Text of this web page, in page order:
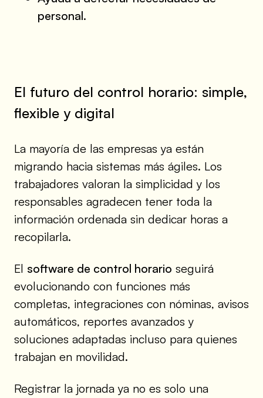
personal.
El futuro del control horario: simple,
flexible y digital
La mayoría de las empresas ya están
migrando hacia sistemas más ágiles. Los
trabajadores valoran la simplicidad y los
responsables agradecen tener toda la
información ordenada sin dedicar horas a
recopilarla.
El software de control horario seguirá
evolucionando con funciones más
completas, integraciones con nóminas, avisos
automáticos, reportes avanzados y
soluciones adaptadas incluso para quienes
trabajan en movilidad.
Registrar la jornada ya no es solo una